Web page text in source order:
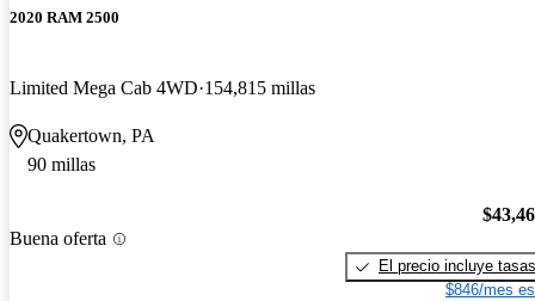
2020 RAM 2500
Limited Mega Cab 4WD 154,815 millas
Quakertown, PA
90 millas
Buena oferta
El precio incluye tasas
$846/mes